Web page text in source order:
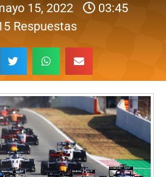
15, 2022
03:45
Respuestas